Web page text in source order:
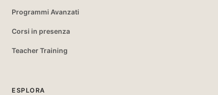
Programmi Avanzati
Corsi in presenza
Teacher Training
ESPLORA